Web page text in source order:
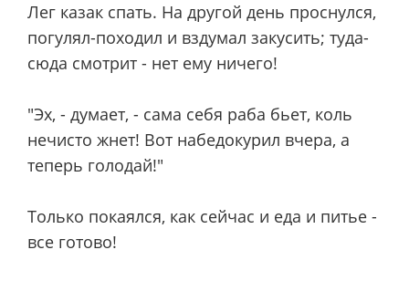
Лег казак спать. На другой день проснулся,
погулял-походил и вздумал закусить; туда-
сюда смотрит - нет ему ничего!
"Эх, - думает, - сама себя раба бьет, коль
нечисто жнет! Вот набедокурил вчера, а
теперь голодай!"
Только покаялся, как сейчас и еда и питье -
все готово!